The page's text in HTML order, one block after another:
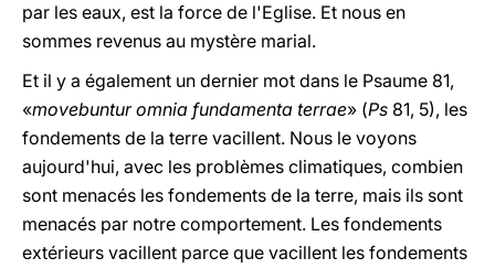
par les eaux, est la force de l'Eglise. Et nous en
sommes revenus au mystère marial.
Et il y a également un dernier mot dans le Psaume 81,
«movebuntur omnia fundamenta terrae» (Ps 81, 5), les
fondements de la terre vacillent. Nous le voyons
aujourd'hui, avec les problèmes climatiques, combien
sont menacés les fondements de la terre, mais ils sont
menacés par notre comportement. Les fondements
extérieurs vacillent parce que vacillent les fondements